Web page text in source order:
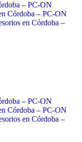
– PC-ON
Córdoba – PC-ON
en Córdoba –
– PC-ON
Córdoba – PC-ON
en Córdoba –